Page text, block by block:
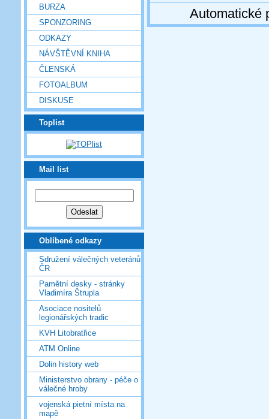
BURZA
SPONZORING
ODKAZY
NÁVŠTĚVNÍ KNIHA
ČLENSKÁ
FOTOALBUM
DISKUSE
Toplist
Mail list
Oblíbené odkazy
Sdružení válečných veteránů
ČR
Pamětní desky - stránky
Vladimíra Štrupla
Asociace nositelů
legionářských tradic
KVH Litobratřice
ATM Online
Dolin history web
Ministerstvo obrany - péče o
válečné hroby
vojenská pietní místa na
mapě
Automatické